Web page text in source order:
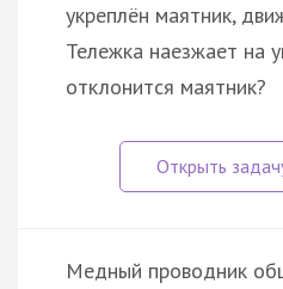
укреплён маятник,
Тележка наезжает на
отклонится маятник?
Медный проводник